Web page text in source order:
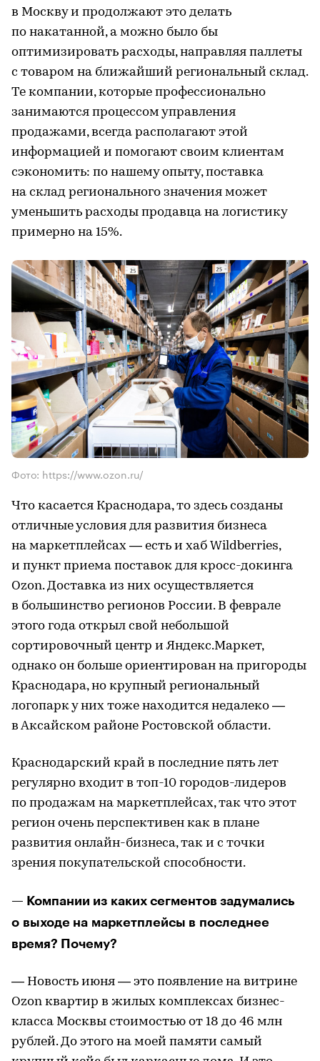
в Москву и продолжают это делать
по накатанной, а можно было бы
оптимизировать расходы, направляя паллеты
с товаром на ближайший региональный склад.
Те компании, которые профессионально
занимаются процессом управления
продажами, всегда располагают этой
информацией и помогают своим клиентам
сэкономить: по нашему опыту, поставка
на склад регионального значения может
уменьшить расходы продавца на логистику
примерно на 15%.
Фото: https://www.ozon.ru/
Что касается Краснодара, то здесь созданы
отличные условия для развития бизнеса
на маркетплейсах — есть и хаб Wildberries,
и пункт приема поставок для кросс-докинга
Ozon. Доставка из них осуществляется
в большинство регионов России. В феврале
этого года открыл свой небольшой
сортировочный центр и Яндекс.Маркет,
однако он больше ориентирован на пригороды
Краснодара, но крупный региональный
логопарк у них тоже находится недалеко —
в Аксайском районе Ростовской области.
Краснодарский край в последние пять лет
регулярно входит в топ-10 городов-лидеров
по продажам на маркетплейсах, так что этот
регион очень перспективен как в плане
развития онлайн-бизнеса, так и с точки
зрения покупательской способности.
— Компании из каких сегментов задумались
о выходе на маркетплейсы в последнее
время? Почему?
— Новость июня — это появление на витрине
Ozon квартир в жилых комплексах бизнес-
класса Москвы стоимостью от 18 до 46 млн
рублей. До этого на моей памяти самый